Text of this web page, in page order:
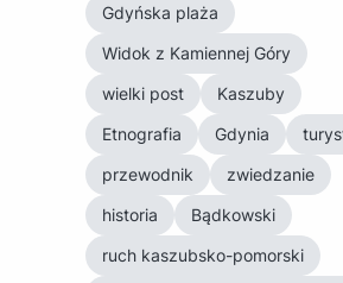
Gdyńska plaża
Widok z Kamiennej Góry
wielki post
Kaszuby
Etnografia
Gdynia
przewodnik
zwiedzanie
historia
Bądkowski
ruch kaszubsko-pomorski